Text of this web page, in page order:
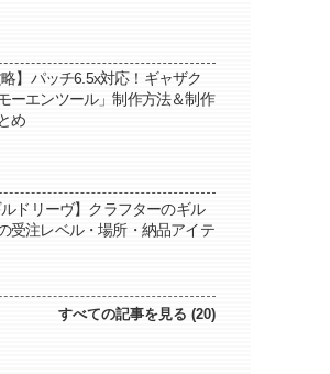
略】パッチ6.5x対応！ギャザク
ーエンツール」制作方法＆制作
め
ルドリーヴ】クラフターのギル
受注レベル・場所・納品アイテ
すべての記事を見る (20)